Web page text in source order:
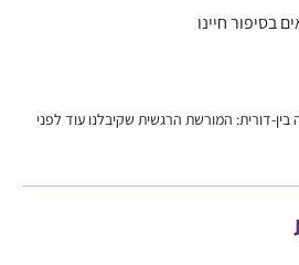
בסיפור חיינו
דורית: המורשת הרגשית שקיבלנו עוד לפני